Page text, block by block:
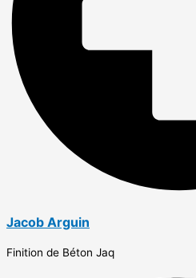
Jacob Arguin
Finition de Béton Jaq